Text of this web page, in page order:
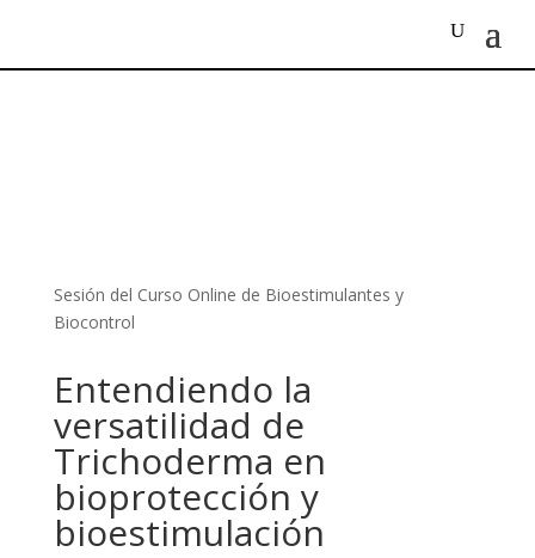
Sesión del Curso Online de Bioestimulantes y
Biocontrol
Entendiendo la
versatilidad de
Trichoderma en
bioprotección y
bioestimulación